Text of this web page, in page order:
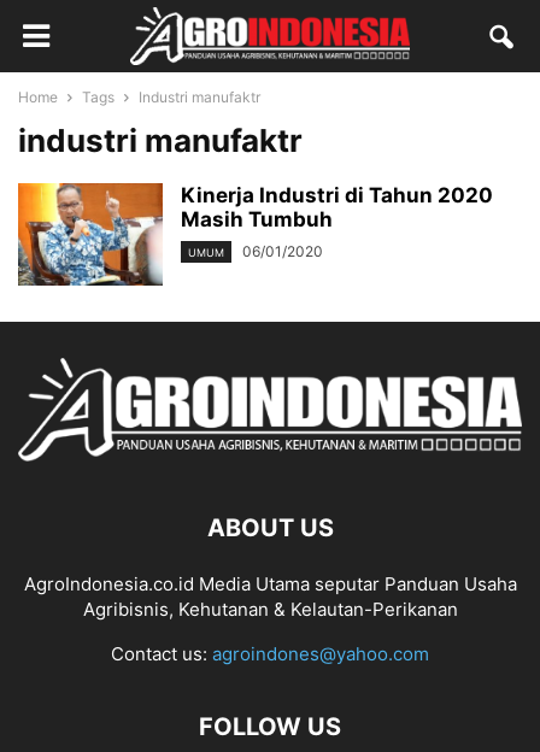
Home Tags Industri manufaktr
industri manufaktr
Kinerja Industri di Tahun 2020
Masih Tumbuh
UMUM 06/01/2020
ABOUT US
AgroIndonesia.co.id Media Utama seputar Panduan Usaha
Agribisnis, Kehutanan & Kelautan-Perikanan
Contact us: agroindones@yahoo.com
FOLLOW US